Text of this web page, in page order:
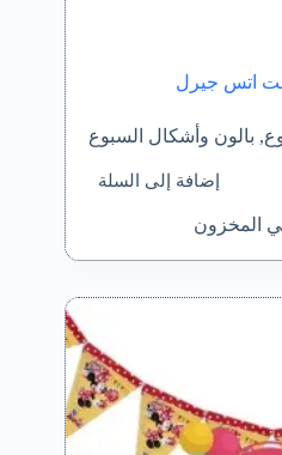
اتس جيرل
, بالون وأشكال السبوع
إضافة إلى السلة